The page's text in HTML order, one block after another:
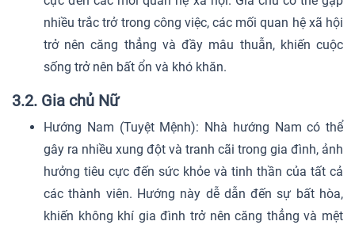
nhiều trắc trở trong công việc, các mối quan hệ xã hội
trở nên căng thẳng và đầy mâu thuẫn, khiến cuộc
sống trở nên bất ổn và khó khăn.
3.2. Gia chủ Nữ
Hướng Nam (Tuyệt Mệnh): Nhà hướng Nam có thể
gây ra nhiều xung đột và tranh cãi trong gia đình, ảnh
hưởng tiêu cực đến sức khỏe và tinh thần của tất cả
các thành viên. Hướng này dễ dẫn đến sự bất hòa,
khiến không khí gia đình trở nên căng thẳng và mệt